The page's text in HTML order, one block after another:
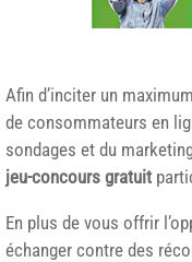
Afin d’inciter un
de consommateurs en
sondages et du
jeu-concours gratuit
En plus de vous offrir
échanger contre des